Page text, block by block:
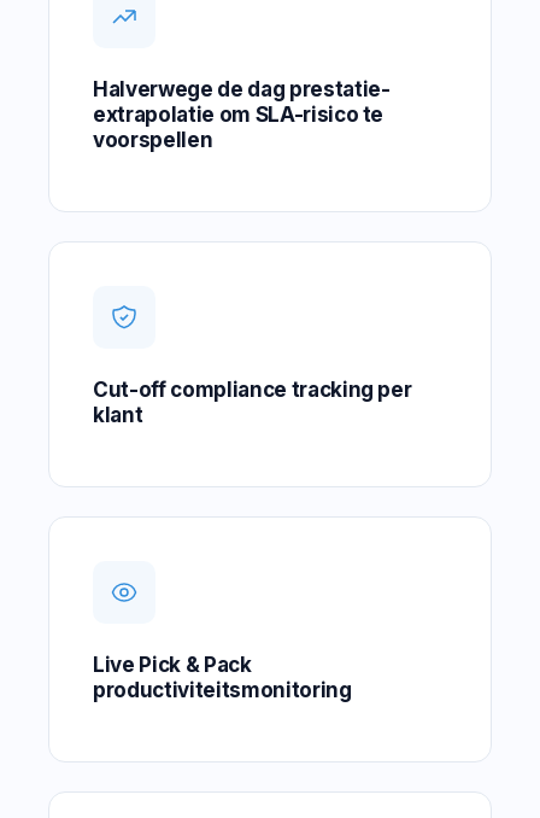
Halverwege de dag prestatie-
extrapolatie om SLA-risico te
voorspellen
Cut-off compliance tracking per
klant
Live Pick & Pack
productiviteitsmonitoring